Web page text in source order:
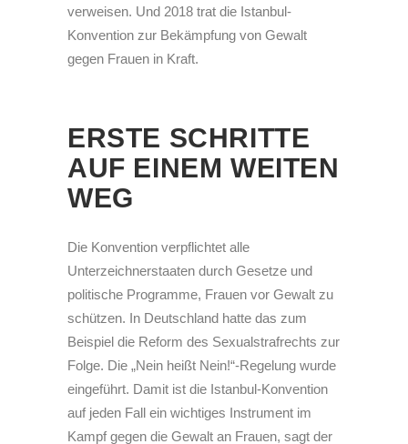
verweisen. Und 2018 trat die Istanbul-
Konvention zur Bekämpfung von Gewalt
gegen Frauen in Kraft.
ERSTE SCHRITTE
AUF EINEM WEITEN
WEG
Die Konvention verpflichtet alle
Unterzeichnerstaaten durch Gesetze und
politische Programme, Frauen vor Gewalt zu
schützen. In Deutschland hatte das zum
Beispiel die Reform des Sexualstrafrechts zur
Folge. Die „Nein heißt Nein!“-Regelung wurde
eingeführt. Damit ist die Istanbul-Konvention
auf jeden Fall ein wichtiges Instrument im
Kampf gegen die Gewalt an Frauen, sagt der